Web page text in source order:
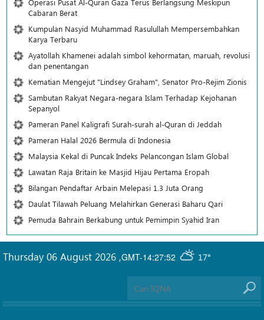
Operasi Pusat Al-Quran Gaza Terus Berlangsung Meskipun
Cabaran Berat
Kumpulan Nasyid Muhammad Rasulullah Mempersembahkan
Karya Terbaru
Ayatollah Khamenei adalah simbol kehormatan, maruah, revolusi
dan penentangan
Kematian Mengejut "Lindsey Graham", Senator Pro-Rejim Zionis
Sambutan Rakyat Negara-negara Islam Terhadap Kejohanan
Sepanyol
Pameran Panel Kaligrafi Surah-surah al-Quran di Jeddah
Pameran Halal 2026 Bermula di Indonesia
Malaysia Kekal di Puncak Indeks Pelancongan Islam Global
Lawatan Raja Britain ke Masjid Hijau Pertama Eropah
Bilangan Pendaftar Arbain Melepasi 1.3 Juta Orang
Daulat Tilawah Peluang Melahirkan Generasi Baharu Qari
Pemuda Bahrain Berkabung untuk Pemimpin Syahid Iran
GMT-14:27:52 17°
Thursday 06 August 2026 ,